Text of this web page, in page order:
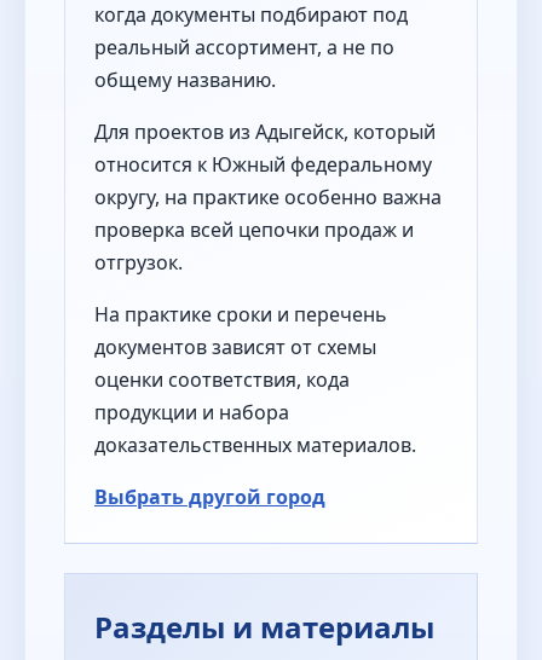
когда документы подбирают под
реальный ассортимент, а не по
общему названию.
Для проектов из Адыгейск, который
относится к Южный федеральному
округу, на практике особенно важна
проверка всей цепочки продаж и
отгрузок.
На практике сроки и перечень
документов зависят от схемы
оценки соответствия, кода
продукции и набора
доказательственных материалов.
Выбрать другой город
Разделы и материалы